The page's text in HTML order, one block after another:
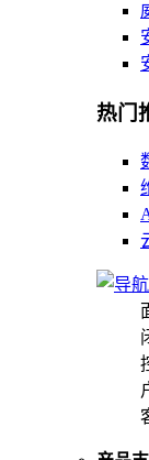
热门